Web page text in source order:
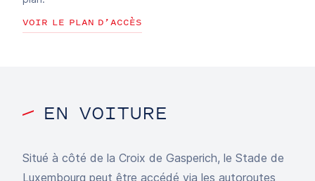
VOIR LE PLAN D’ACCÈS
EN VOITURE
Situé à côté de la Croix de Gasperich, le Stade de
Luxembourg peut être accédé via les autoroutes